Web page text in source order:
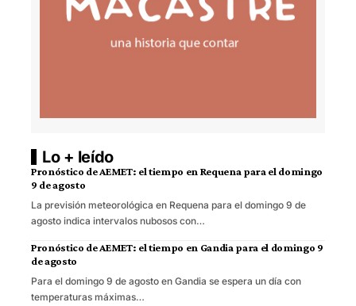
Lo + leído
Pronóstico de AEMET: el tiempo en Requena para el domingo
9 de agosto
La previsión meteorológica en Requena para el domingo 9 de
agosto indica intervalos nubosos con…
Pronóstico de AEMET: el tiempo en Gandia para el domingo 9
de agosto
Para el domingo 9 de agosto en Gandia se espera un día con
temperaturas máximas…